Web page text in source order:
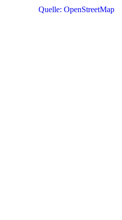
Quelle: OpenStreetMap